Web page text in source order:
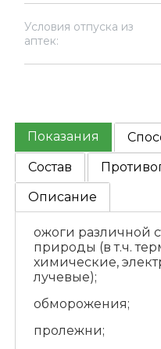
Условия отпуска из
аптек:
Показания
Состав
Описание
ожоги различной
природы (в т.ч.
химические,
лучевые);
обморожения;
пролежни;